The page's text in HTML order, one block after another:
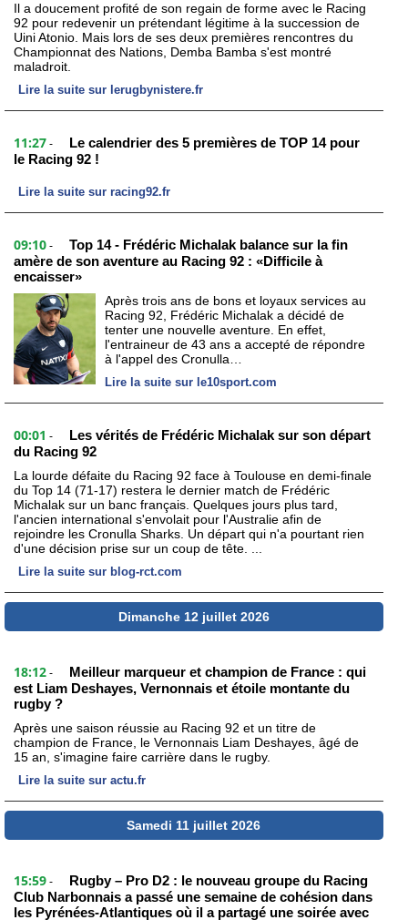
Il a doucement profité de son regain de forme avec le Racing
92 pour redevenir un prétendant légitime à la succession de
Uini Atonio. Mais lors de ses deux premières rencontres du
Championnat des Nations, Demba Bamba s'est montré
maladroit.
Lire la suite sur lerugbynistere.fr
11:27 -
Le calendrier des 5 premières de TOP 14 pour
le Racing 92 !
Lire la suite sur racing92.fr
09:10 -
Top 14 - Frédéric Michalak balance sur la fin
amère de son aventure au Racing 92 : «Difficile à
encaisser»
Après trois ans de bons et loyaux services au
Racing 92, Frédéric Michalak a décidé de
tenter une nouvelle aventure. En effet,
l'entraineur de 43 ans a accepté de répondre
à l'appel des Cronulla…
Lire la suite sur le10sport.com
00:01 -
Les vérités de Frédéric Michalak sur son départ
du Racing 92
La lourde défaite du Racing 92 face à Toulouse en demi-finale
du Top 14 (71-17) restera le dernier match de Frédéric
Michalak sur un banc français. Quelques jours plus tard,
l'ancien international s'envolait pour l'Australie afin de
rejoindre les Cronulla Sharks. Un départ qui n'a pourtant rien
d'une décision prise sur un coup de tête. ...
Lire la suite sur blog-rct.com
Dimanche 12 juillet 2026
18:12 -
Meilleur marqueur et champion de France : qui
est Liam Deshayes, Vernonnais et étoile montante du
rugby ?
Après une saison réussie au Racing 92 et un titre de
champion de France, le Vernonnais Liam Deshayes, âgé de
15 an, s'imagine faire carrière dans le rugby.
Lire la suite sur actu.fr
Samedi 11 juillet 2026
15:59 -
Rugby – Pro D2 : le nouveau groupe du Racing
Club Narbonnais a passé une semaine de cohésion dans
les Pyrénées-Atlantiques où il a partagé une soirée avec